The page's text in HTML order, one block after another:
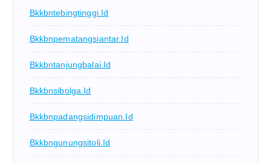
Bkkbntebingtinggi.id
Bkkbnpematangsiantar.id
Bkkbntanjungbalai.id
Bkkbnsibolga.id
Bkkbnpadangsidimpuan.id
Bkkbngunungsitoli.id